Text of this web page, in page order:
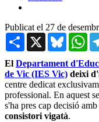
Publicat el 27 de
Share X Bluesky
El Departament
de Vic (IES Vic) deixi
centre dedicat
professional. En aquest
s'ha pres cap decisió
consistori vigatà.